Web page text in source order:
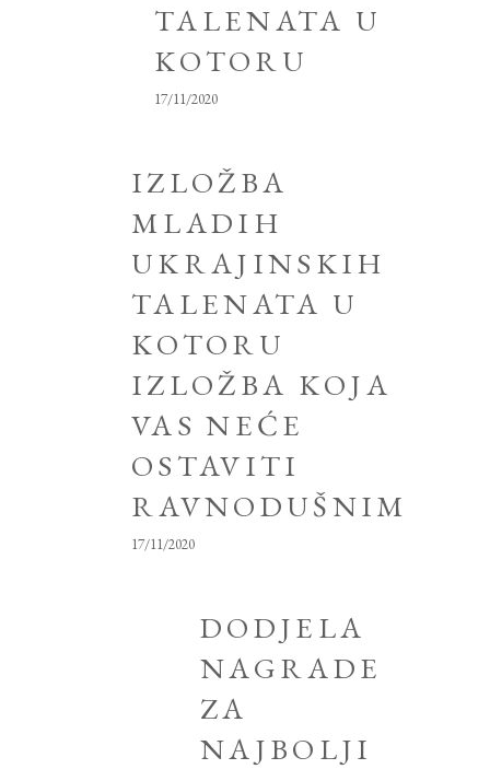
TALENATA U
KOTORU
17/11/2020
IZLOŽBA
MLADIH
UKRAJINSKIH
TALENATA U
KOTORU
IZLOŽBA KOJA
VAS NEĆE
OSTAVITI
RAVNODUŠNIM
17/11/2020
DODJELA
NAGRADE
ZA
NAJBOLJI